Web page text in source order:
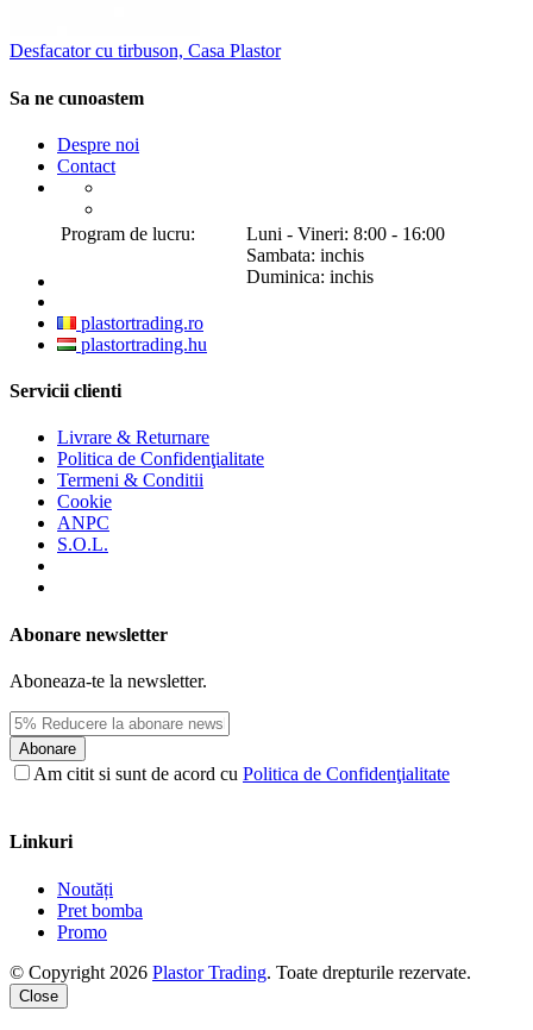
Desfacator cu tirbuson, Casa Plastor
Sa ne cunoastem
Despre noi
Contact
Program de lucru:
Luni - Vineri: 8:00 - 16:00
Sambata: inchis
Duminica: inchis
plastortrading.ro
plastortrading.hu
Servicii clienti
Livrare & Returnare
Politica de Confidenţialitate
Termeni & Conditii
Cookie
ANPC
S.O.L.
Abonare newsletter
Aboneaza-te la newsletter.
Abonare
Am citit si sunt de acord cu Politica de Confidenţialitate
Linkuri
Noutăți
Pret bomba
Promo
© Copyright 2026 Plastor Trading. Toate drepturile rezervate.
Close